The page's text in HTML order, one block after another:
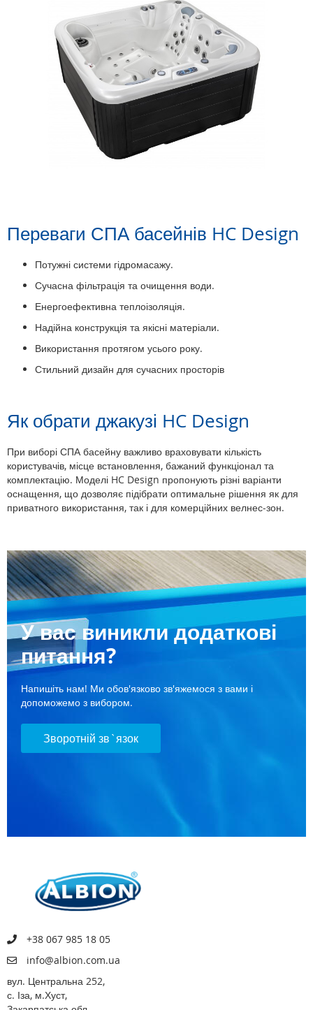
Переваги СПА басейнів HC Design
Потужні системи гідромасажу.
Сучасна фільтрація та очищення води.
Енергоефективна теплоізоляція.
Надійна конструкція та якісні матеріали.
Використання протягом усього року.
Стильний дизайн для сучасних просторів
Як обрати джакузі HC Design
При виборі СПА басейну важливо враховувати кількість
користувачів, місце встановлення, бажаний функціонал та
комплектацію. Моделі HC Design пропонують різні варіанти
оснащення, що дозволяє підібрати оптимальне рішення як для
приватного використання, так і для комерційних велнес-зон.
У вас виникли додаткові
питання?
Напишіть нам! Ми обов'язково зв'яжемося з вами і
допоможемо з вибором.
Зворотній зв`язок
+38 067 985 18 05
info@albion.com.ua
вул. Центральна 252,
с. Іза, м.Хуст,